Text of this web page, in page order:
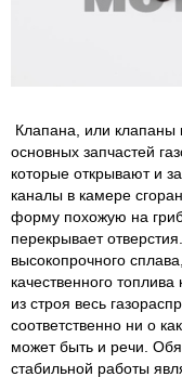
Клапана, или клапаны
основных запчастей
которые открывают и
каналы в камере
форму похожую на
перекрывает
высокопрочного
качественного
из строя весь
соответственно ни о
может быть и речи.
стабильной работы